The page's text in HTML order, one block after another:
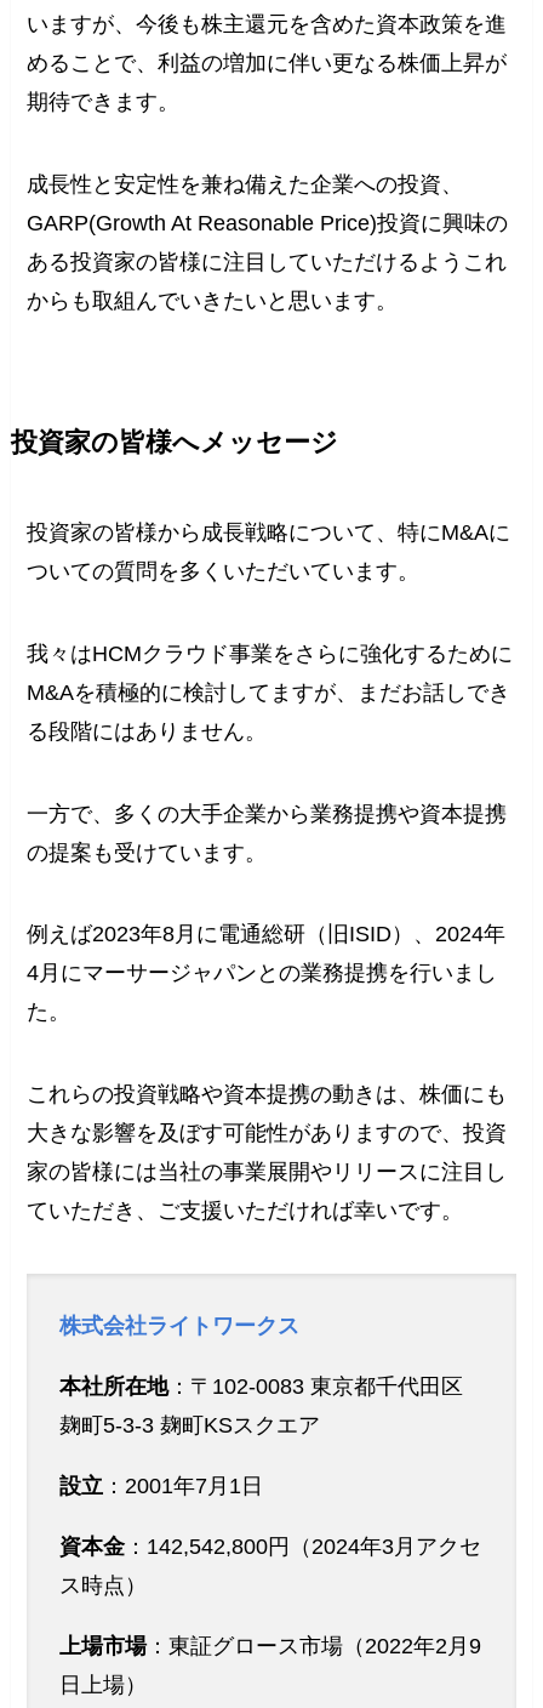
いますが、今後も株主還元を含めた資本政策を進
めることで、利益の増加に伴い更なる株価上昇が
期待できます。
成長性と安定性を兼ね備えた企業への投資、
GARP(Growth At Reasonable Price)投資に興味の
ある投資家の皆様に注目していただけるようこれ
からも取組んでいきたいと思います。
投資家の皆様へメッセージ
投資家の皆様から成長戦略について、特にM&Aに
ついての質問を多くいただいています。
我々はHCMクラウド事業をさらに強化するために
M&Aを積極的に検討してますが、まだお話しでき
る段階にはありません。
一方で、多くの大手企業から業務提携や資本提携
の提案も受けています。
例えば2023年8月に電通総研（旧ISID）、2024年
4月にマーサージャパンとの業務提携を行いまし
た。
これらの投資戦略や資本提携の動きは、株価にも
大きな影響を及ぼす可能性がありますので、投資
家の皆様には当社の事業展開やリリースに注目し
ていただき、ご支援いただければ幸いです。
株式会社ライトワークス
本社所在地：〒102-0083 東京都千代田区
麹町5-3-3 麹町KSスクエア
設立 ：2001年7月1日
資本金 ：142,542,800円（2024年3月アクセ
ス時点）
上場市場：東証グロース市場（2022年2月9
日上場）